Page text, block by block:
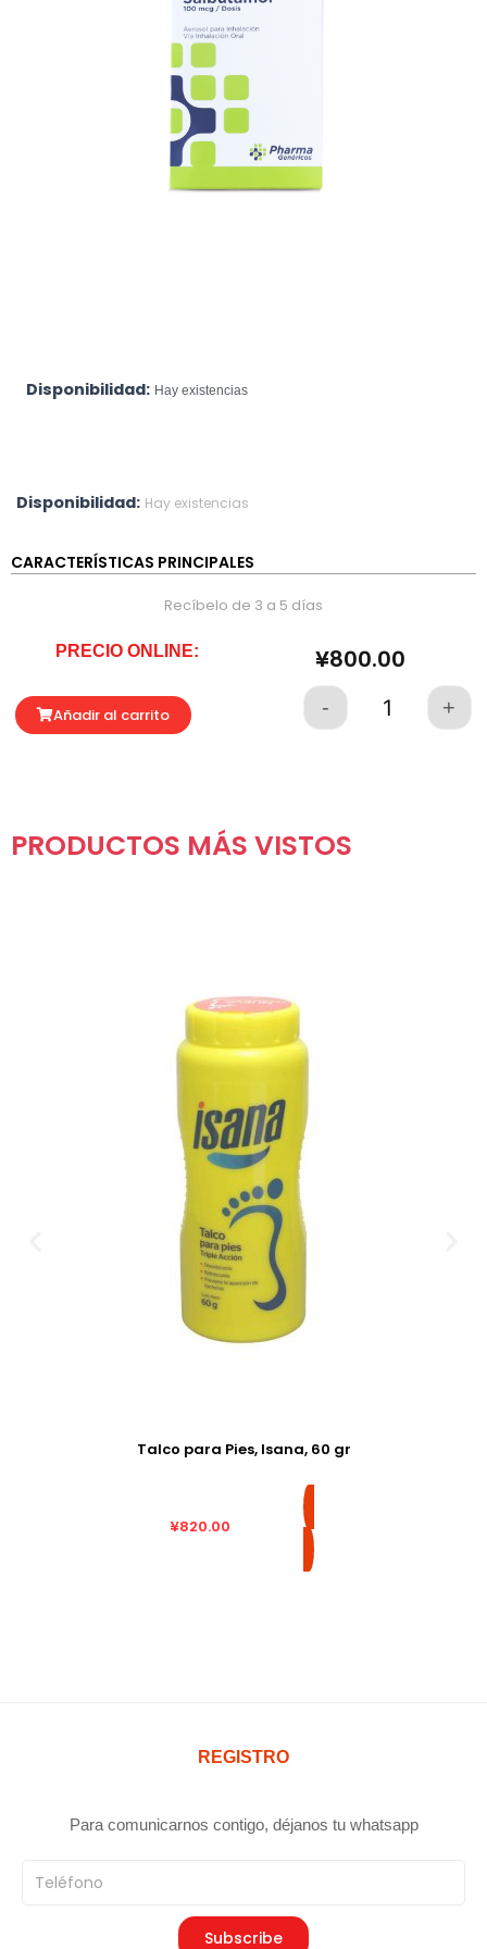
Disponibilidad: Hay existencias
Disponibilidad: Hay existencias
CARACTERÍSTICAS PRINCIPALES
Recíbelo de 3 a 5 días
PRECIO ONLINE: ¥800.00
Quantity
- +
Añadir al carrito
PRODUCTOS MÁS VISTOS
Talco para Pies, Isana, 60 gr
¥820.00
REGISTRO
Para comunicarnos contigo, déjanos tu whatsapp
Teléfono
Subscribe